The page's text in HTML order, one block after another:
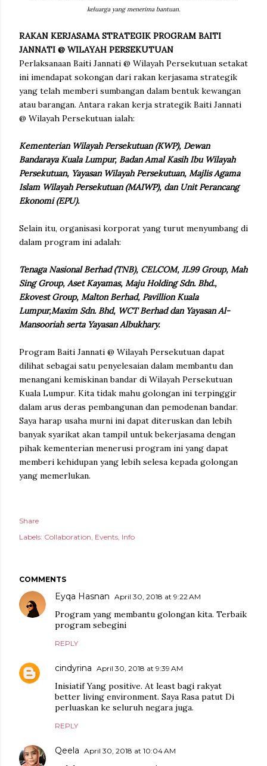
keluarga yang menerima bantuan.
RAKAN KERJASAMA STRATEGIK PROGRAM BAITI
JANNATI @ WILAYAH PERSEKUTUAN
Perlaksanaan Baiti Jannati @ Wilayah Persekutuan setakat
ini imendapat sokongan dari rakan kerjasama strategik
yang telah memberi sumbangan dalam bentuk kewangan
atau barangan. Antara rakan kerja strategik Baiti Jannati
@ Wilayah Persekutuan ialah:
Kementerian Wilayah Persekutuan (KWP), Dewan
Bandaraya Kuala Lumpur, Badan Amal Kasih Ibu Wilayah
Persekutuan, Yayasan Wilayah Persekutuan, Majlis Agama
Islam Wilayah Persekutuan (MAIWP), dan Unit Perancang
Ekonomi (EPU).
Selain itu, organisasi korporat yang turut menyumbang di
dalam program ini adalah:
Tenaga Nasional Berhad (TNB), CELCOM, JL99 Group, Mah
Sing Group, Aset Kayamas, Maju Holding Sdn. Bhd.,
Ekovest Group, Malton Berhad, Pavillion Kuala
Lumpur,Maxim Sdn. Bhd, WCT Berhad dan Yayasan Al-
Mansooriah serta Yayasan Albukhary.
Program Baiti Jannati @ Wilayah Persekutuan dapat
dilihat sebagai satu penyelesaian dalam membantu dan
menangani kemiskinan bandar di Wilayah Persekutuan
Kuala Lumpur. Kita tidak mahu golongan ini terpinggir
dalam arus deras pembangunan dan pemodenan bandar.
Saya harap usaha murni ini dapat diteruskan dan lebih
banyak syarikat akan tampil untuk bekerjasama dengan
pihak kementerian menerusi program ini yang dapat
memberi kehidupan yang lebih selesa kepada golongan
yang memerlukan.
Share
Labels: Collaboration Events Info
COMMENTS
Eyqa Hasnan April 30, 2018 at 9:22 AM
Program yang membantu golongan kita. Terbaik
program sebegini
REPLY
cindyrina April 30, 2018 at 9:39 AM
Inisiatif Yang positive. At least bagi rakyat
better living environment. Saya Rasa patut Di
perluaskan ke seluruh negara juga.
REPLY
Qeela April 30, 2018 at 10:04 AM